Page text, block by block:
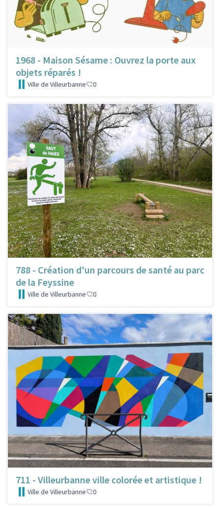
1968 - Maison Sésame : Ouvrez la porte aux
objets réparés !
Ville de Villeurbanne 0
788 - Création d'un parcours de santé au parc
de la Feyssine
Ville de Villeurbanne 0
711 - Villeurbanne ville colorée et artistique !
Ville de Villeurbanne 0